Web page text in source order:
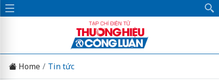
Home Tin tức